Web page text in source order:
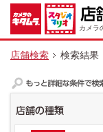
カメラ
店舗検索 検索結果